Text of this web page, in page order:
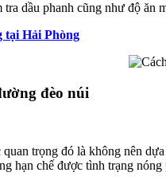
dầu phanh cũng như độ ăn
tại Hải Phòng
đèo núi
trọng đó là không nên
hạn chế được tình trạng